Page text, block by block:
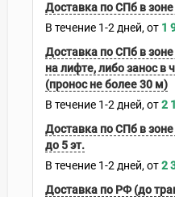
Доставка по СПб в
В течение 1-2 дней 1
Доставка по СПб в
на лифте, либо занос в
(пронос не более 30 м)
В течение 1-2 дней 2
Доставка по СПб в
до 5 эт.
В течение 1-2 дней 2
Доставка по РФ (до